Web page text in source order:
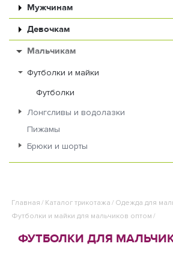
Мужчинам
Девочкам
Мальчикам
Футболки и майки
Футболки
Лонгсливы и водолазки
Пижамы
Брюки и шорты
Главная / Каталог трикотажа / Одежда для
Футболки и майки для мальчиков оптом /
ФУТБОЛКИ ДЛЯ